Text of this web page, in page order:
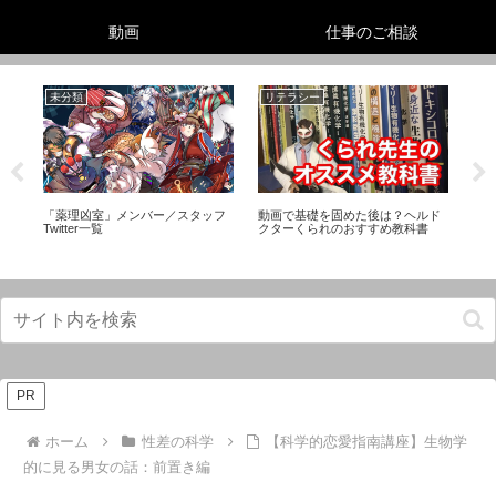
動画 仕事のご相談
未分類
「薬理凶室」メンバー／スタッフ
Twitter一覧
リテラシー
動画で基礎を固めた後は？ヘルド
クターくられのおすすめ教科書
PR
ホーム 性差の科学
【科学的恋愛指南講座】生物学
的に見る男女の話：前置き編